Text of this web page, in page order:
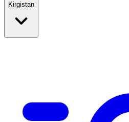
Kirgistan